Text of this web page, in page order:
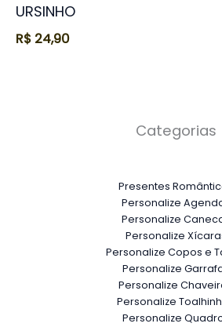
URSINHO
R$ 24,90
Categorias
Presentes
Personalize
Personalize
Personalize
Personalize Copos e
Personalize
Personalize
Personalize
Personalize